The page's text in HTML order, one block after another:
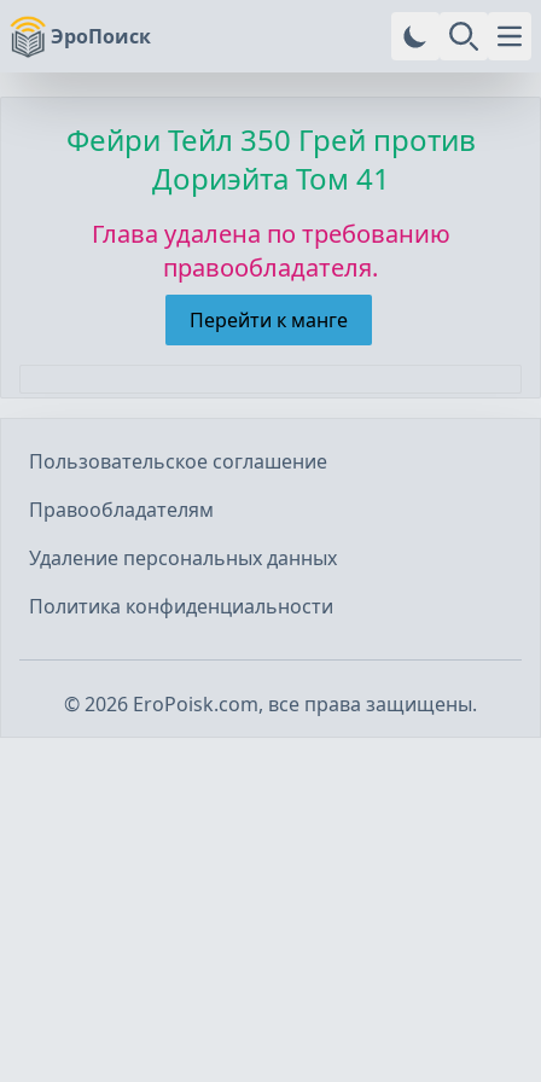
ЭроПоиск
Фейри Тейл 350 Грей против
Дориэйта Том 41
Глава удалена по требованию
правообладателя.
Перейти к манге
Пользовательское соглашение
Правообладателям
Удаление персональных данных
Политика конфиденциальности
©2026 EroPoisk.com, все права защищены.